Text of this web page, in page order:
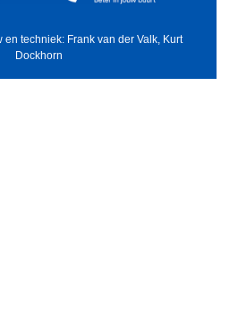
techniek: Frank van der Valk, Kurt
Dockhorn